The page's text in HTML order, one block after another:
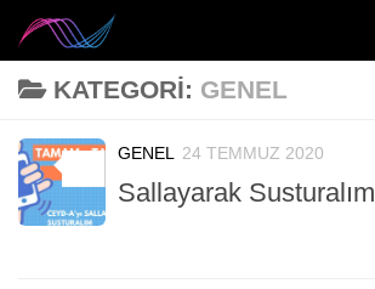
Skip to content
KATEGORI: GENEL
GENEL 24 TEMMUZ 2020
Sallayarak Susturalım